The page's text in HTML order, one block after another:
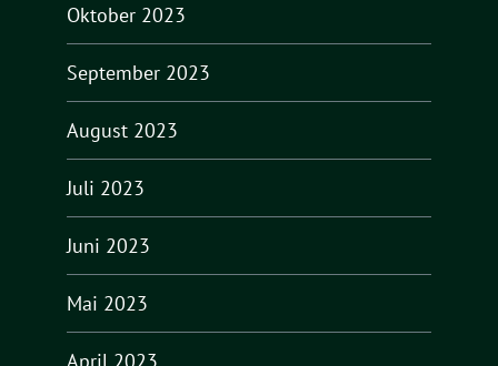
Oktober 2023
September 2023
August 2023
Juli 2023
Juni 2023
Mai 2023
April 2023